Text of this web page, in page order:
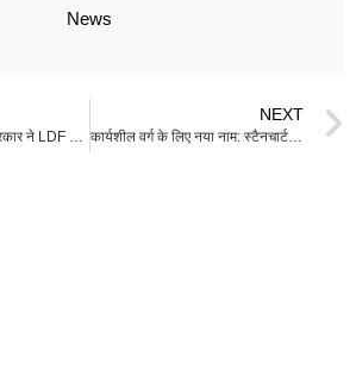
News
केरल: नवगठित UDF सरकार ने LDF की के-रेल परियोजना रद्द की
NEXT
कार्यशील वर्ग के लिए नया नाम: स्टैनचार्ट CEO के ‘निम्न-मूल्य मानव’ बयान पर इंटरनेट पर उठी हलचल